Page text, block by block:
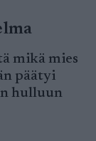
mikä mies
päätyi
hulluun